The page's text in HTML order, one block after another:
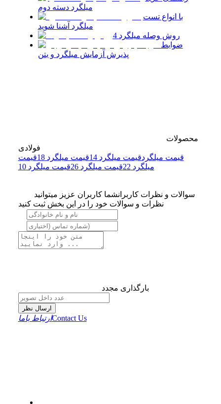
میلگرد دسته دوم
با انواع تست
میلگرد آشنا شوید
4 روش وصله میلگرد
ضوابط
پذیرش آزمایش میلگرد و بتن
محصولات
فولادی
قیمت میلگردقیمت میلگرد 14 قیمت میلگرد 18
قیمت
میلگرد 22
قیمت میلگرد 26 قیمت میلگرد 10
سوالات و نظرات کاربرانشما کاربران عزیز میتوانید
نظرات و سوالات خود را در این بخش ثبت کنید
بارگذاری مجدد
ارسال نظر
ارتباط باماContact Us